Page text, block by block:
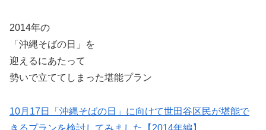
2014年の
「沖縄そばの日」を
迎えるにあたって
勢いで立ててしまった堪能プラン
10月17日「沖縄そばの日」に向けて世田谷区民が堪能で
きるプランを検討してみました【2014年編】